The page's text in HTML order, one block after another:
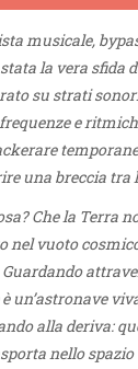
musicale,
la vera sfida
su strati
e
una breccia tra
Che la Terra
nel vuoto
un’astronave
alla deriva:
nello